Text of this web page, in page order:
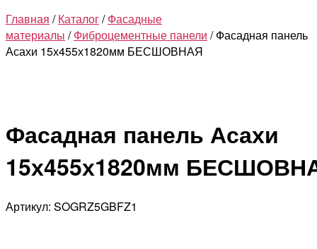
Главная /Каталог/Фасадные
материалы /Фиброцементные панели / Фасадная панель
Асахи 15х455х1820мм БЕСШОВНАЯ
Фасадная панель Асахи
15х455х1820мм
Артикул: SOGRZ5GBFZ1